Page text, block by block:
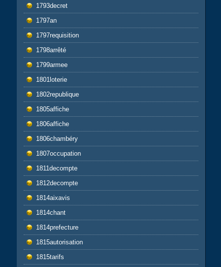
1793decret
1797an
1797requisition
1798arrêté
1799armee
1801loterie
1802republique
1805affiche
1806affiche
1806chambéry
1807occupation
1811decompte
1812decompte
1814aixavis
1814chant
1814prefecture
1815autorisation
1815tarifs